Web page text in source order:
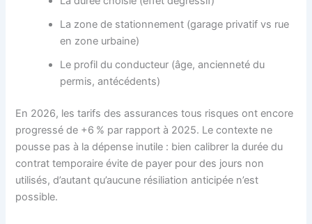
La zone de stationnement (garage privatif vs rue
en zone urbaine)
Le profil du conducteur (âge, ancienneté du
permis, antécédents)
En 2026, les tarifs des assurances tous risques ont encore
progressé de +6 % par rapport à 2025. Le contexte ne
pousse pas à la dépense inutile : bien calibrer la durée du
contrat temporaire évite de payer pour des jours non
utilisés, d’autant qu’aucune résiliation anticipée n’est
possible.